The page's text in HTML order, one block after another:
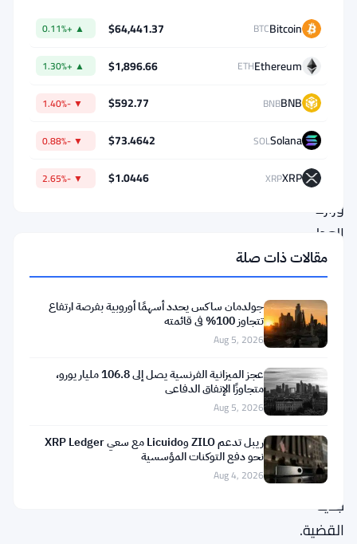
مليون
تداولات
بوليماركت.
وزارة
العدل
وهيئة
تداول
السلع
الآجلة
تلاحقانه
معًا،
وهو
يعكس
مدى
جدية
القضية.
Bitcoin
BTC
$64,441.37
▲ +0.11%
Ethereum
ETH
$1,896.66
▲ +1.30%
BNB
BNB
$592.77
▼ -1.40%
Solana
SOL
$73.4642
▼ -0.88%
XRP
XRP
$1.0446
▼ -2.65%
مقالات ذات صلة
جولدمان ساكس يحدد أسهمًا أوروبية بفرصة ارتفاع
تتجاوز 100% في قائمته
Aug 5, 2026
عجز الميزانية الفرنسية يصل إلى 106.8 مليار يورو،
متجاوزًا الإنفاق الدفاعي
Aug 5, 2026
ريبل تدعم ZILO وLicuido مع سعي XRP Ledger
نحو دفع التوكنات المؤسسية
Aug 4, 2026